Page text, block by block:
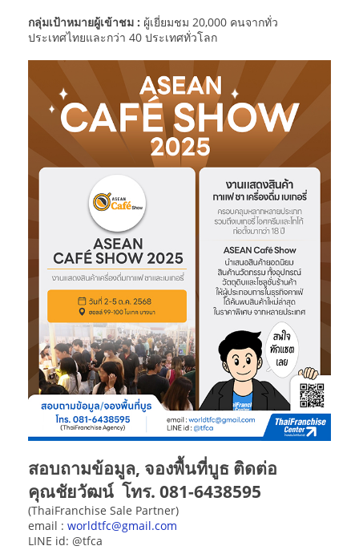
กลุ่มเป้าหมายผู้เข้าชม : ผู้เยี่ยมชม 20,000 คนจากทั่ว
ประเทศไทยและกว่า 40 ประเทศทั่วโลก
สอบถามข้อมูล, จองพื้นที่บูธ ติดต่อ
คุณชัยวัฒน์ โทร. 081-6438595
(ThaiFranchise Sale Partner)
email : worldtfc@gmail.com
LINE id: @tfca